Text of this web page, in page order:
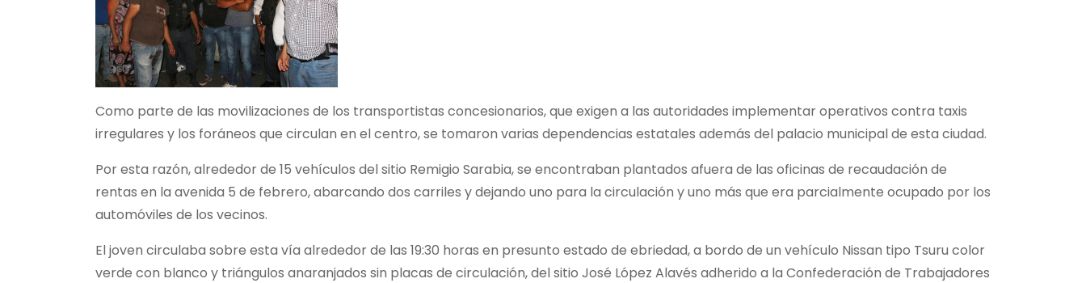
Como parte de las movilizaciones de los transportistas concesionarios, que exigen a las autoridades implementar operativos contra taxis
irregulares y los foráneos que circulan en el centro, se tomaron varias dependencias estatales además del palacio municipal de esta ciudad.
Por esta razón, alrededor de 15 vehículos del sitio Remigio Sarabia, se encontraban plantados afuera de las oficinas de recaudación de
rentas en la avenida 5 de febrero, abarcando dos carriles y dejando uno para la circulación y uno más que era parcialmente ocupado por los
automóviles de los vecinos.
El joven circulaba sobre esta vía alrededor de las 19:30 horas en presunto estado de ebriedad, a bordo de un vehículo Nissan tipo Tsuru color
verde con blanco y triángulos anaranjados sin placas de circulación, del sitio José López Alavés adherido a la Confederación de Trabajadores